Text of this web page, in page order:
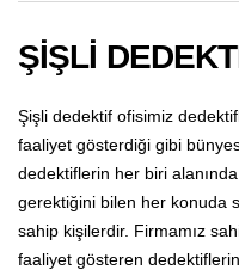
ŞİŞLİ
Şişli dedektif ofisimiz
faaliyet gösterdiği gibi
dedektiflerin her biri
gerektiğini bilen her konuda
sahip kişilerdir. Firmamız
faaliyet gösteren